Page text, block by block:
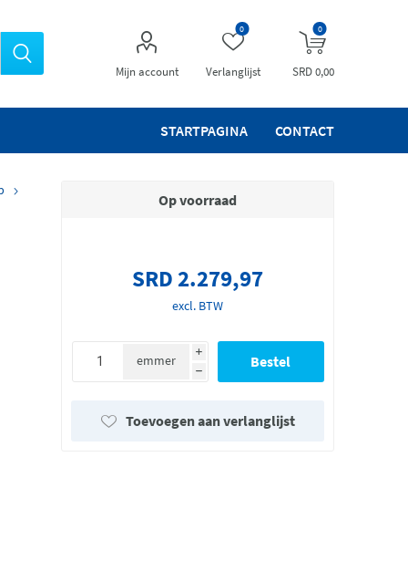
Mijn account Verlanglijst
0 0
SRD 0,00
STARTPAGINA CONTACT
Op voorraad
SRD 2.279,97
excl. BTW
i
h
emmer
Toevoegen aan verlanglijst